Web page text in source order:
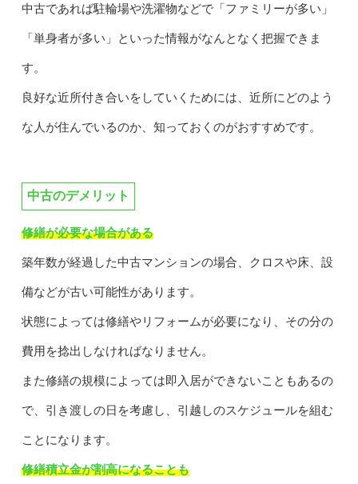
中古であれば駐輪場や洗濯物などで「ファミリーが多い」
「単身者が多い」といった情報がなんとなく把握できま
す。
良好な近所付き合いをしていくためには、近所にどのよう
な人が住んでいるのか、知っておくのがおすすめです。
中古のデメリット
修繕が必要な場合がある
築年数が経過した中古マンションの場合、クロスや床、設
備などが古い可能性があります。
状態によっては修繕やリフォームが必要になり、その分の
費用を捻出しなければなりません。
また修繕の規模によっては即入居ができないこともあるの
で、引き渡しの日を考慮し、引越しのスケジュールを組む
ことになります。
修繕積立金が割高になることも